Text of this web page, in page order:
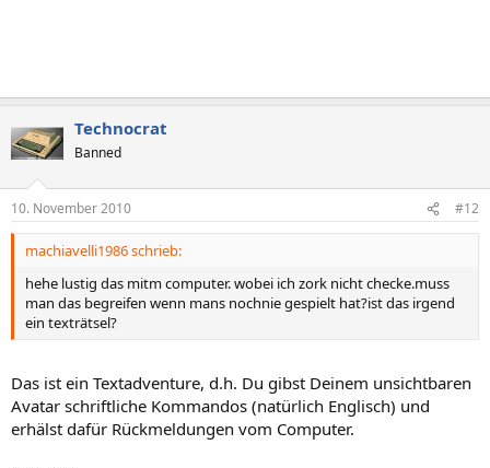
Technocrat
Banned
10. November 2010 #12
machiavelli1986 schrieb:
hehe lustig das mitm computer. wobei ich zork nicht checke.muss
man das begreifen wenn mans nochnie gespielt hat?ist das irgend
ein texträtsel?
Das ist ein Textadventure, d.h. Du gibst Deinem unsichtbaren
Avatar schriftliche Kommandos (natürlich Englisch) und
erhälst dafür Rückmeldungen vom Computer.